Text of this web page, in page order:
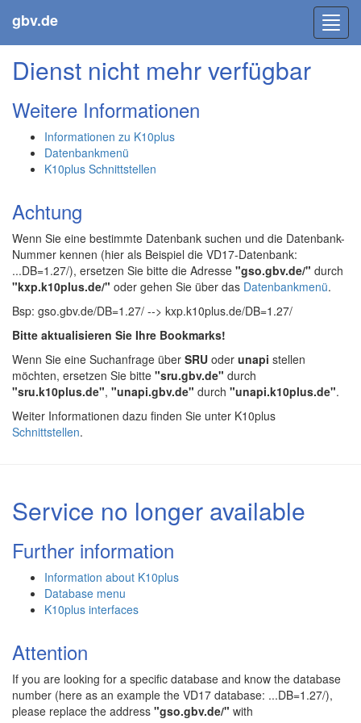
gbv.de
Dienst nicht mehr verfügbar
Weitere Informationen
Informationen zu K10plus
Datenbankmenü
K10plus Schnittstellen
Achtung
Wenn Sie eine bestimmte Datenbank suchen und die Datenbank-
Nummer kennen (hier als Beispiel die VD17-Datenbank:
...DB=1.27/), ersetzen Sie bitte die Adresse "gso.gbv.de/" durch
"kxp.k10plus.de/" oder gehen Sie über das Datenbankmenü.
Bsp: gso.gbv.de/DB=1.27/ --> kxp.k10plus.de/DB=1.27/
Bitte aktualisieren Sie Ihre Bookmarks!
Wenn Sie eine Suchanfrage über SRU oder unapi stellen
möchten, ersetzen Sie bitte "sru.gbv.de" durch
"sru.k10plus.de", "unapi.gbv.de" durch "unapi.k10plus.de".
Weiter Informationen dazu finden Sie unter K10plus
Schnittstellen.
Service no longer available
Further information
Information about K10plus
Database menu
K10plus interfaces
Attention
If you are looking for a specific database and know the database
number (here as an example the VD17 database: ...DB=1.27/),
please replace the address "gso.gbv.de/" with